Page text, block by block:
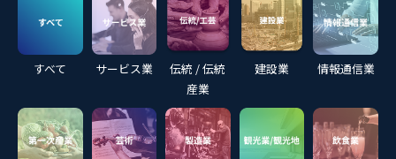
すべて サービス業
伝統 / 伝統
産業
建設業 情報通信業